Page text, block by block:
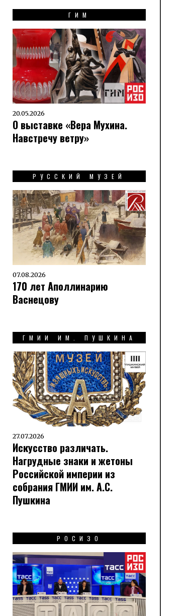
ГИМ
20.05.2026
О выставке «Вера Мухина.
Навстречу ветру»
РУССКИЙ МУЗЕЙ
07.08.2026
170 лет Аполлинарию
Васнецову
ГМИИ ИМ. ПУШКИНА
27.07.2026
Искусство различать.
Нагрудные знаки и жетоны
Российской империи из
собрания ГМИИ им. А.С.
Пушкина
РОСИЗО